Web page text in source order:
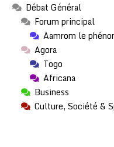
Débat Général
Forum principal
Aamrom le
Agora
Togo
Africana
Business
Culture, Société &